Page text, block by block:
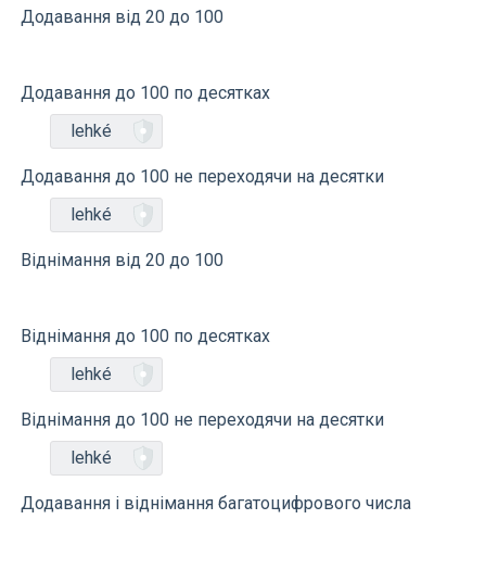
Додавання від 20 до 100
Додавання до 100 по десятках
lehké
Додавання до 100 не переходячи на десятки
lehké
Віднімання від 20 до 100
Віднімання до 100 по десятках
lehké
Віднімання до 100 не переходячи на десятки
lehké
Додавання і віднімання багатоцифрового числа